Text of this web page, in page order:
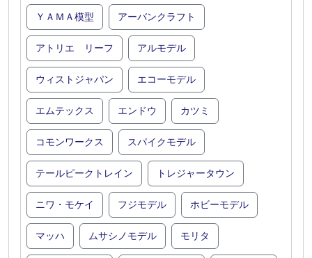
ＹＡＭＡ模型 アーバンクラフト
アトリエ リーフ アルモデル
ウィストジャパン エコーモデル
エムテックス エンドウ カツミ
コモンワークス スパイクモデル
テールピークトレイン トレジャータウン
ニワ・モケイ フジモデル ホビーモデル
マッハ ムサシノモデル モリタ